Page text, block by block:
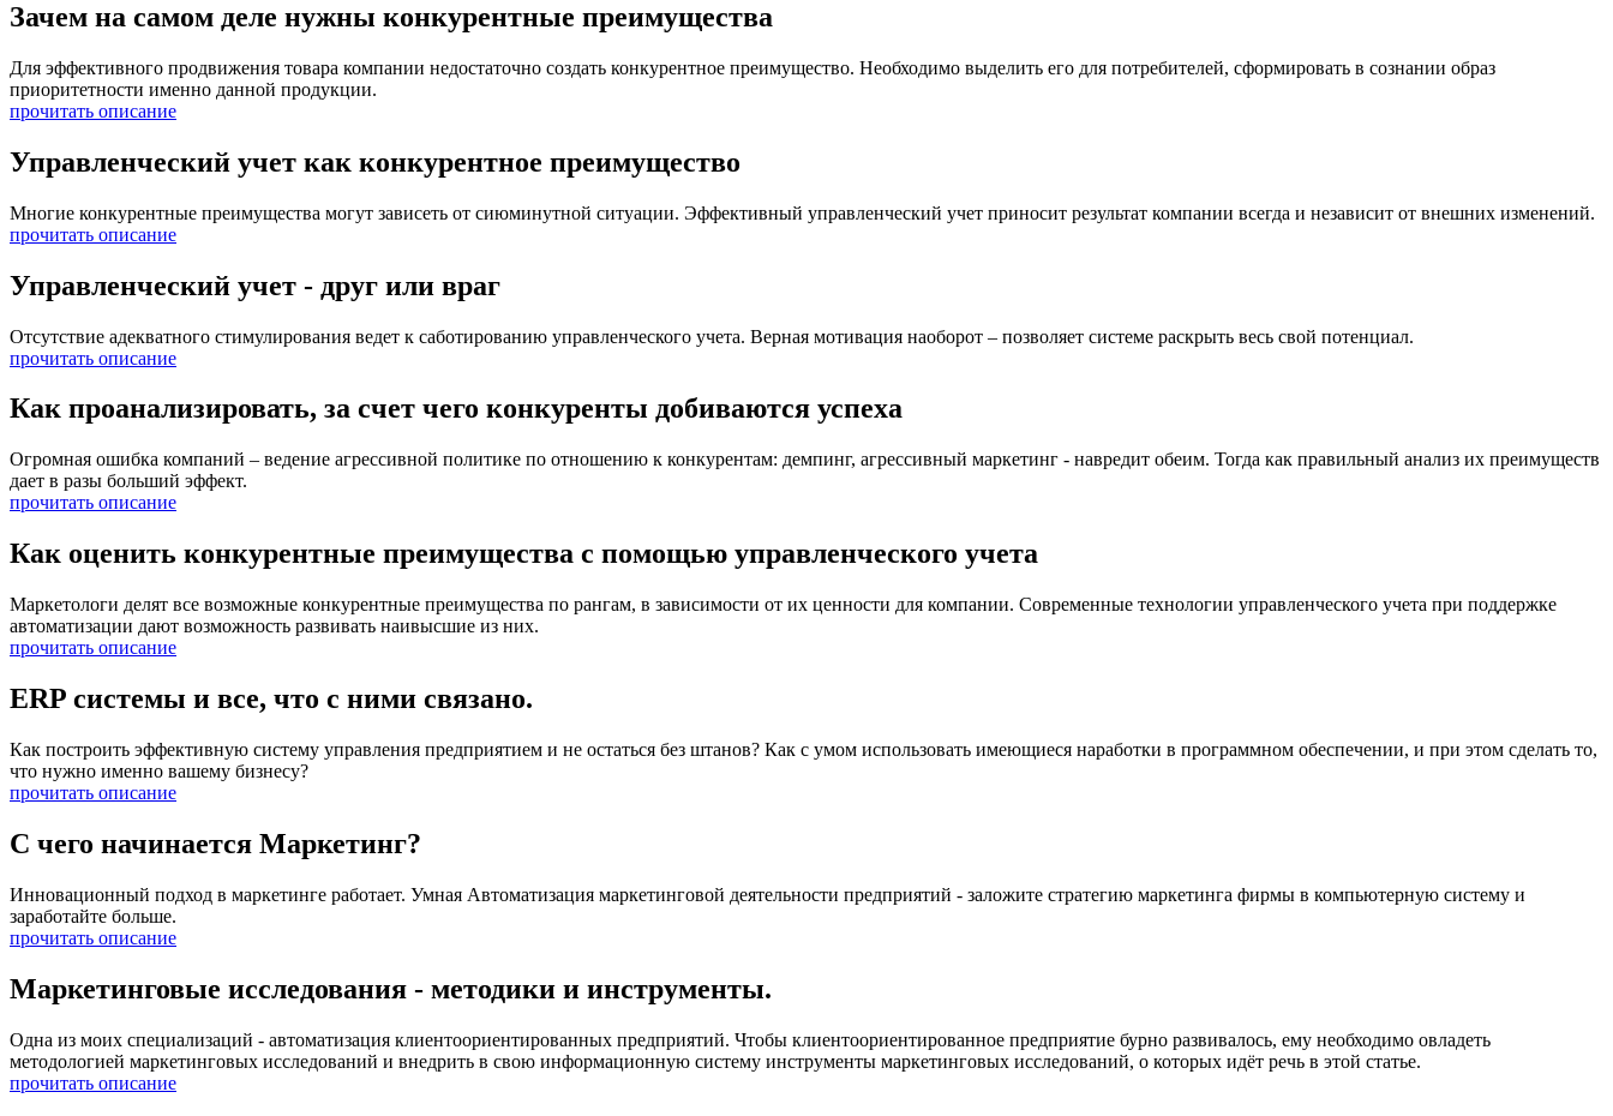
Зачем на самом деле нужны конкурентные преимущества
Для эффективного продвижения товара компании недостаточно создать конкурентное преимущество. Необходимо выделить его для потребителей, сформировать в сознании образ
приоритетности именно данной продукции.
прочитать описание
Управленческий учет как конкурентное преимущество
Многие конкурентные преимущества могут зависеть от сиюминутной ситуации. Эффективный управленческий учет приносит результат компании всегда и независит от внешних изменений.
прочитать описание
Управленческий учет - друг или враг
Отсутствие адекватного стимулирования ведет к саботированию управленческого учета. Верная мотивация наоборот – позволяет системе раскрыть весь свой потенциал.
прочитать описание
Как проанализировать, за счет чего конкуренты добиваются успеха
Огромная ошибка компаний – ведение агрессивной политике по отношению к конкурентам: демпинг, агрессивный маркетинг - навредит обеим. Тогда как правильный анализ их преимуществ
дает в разы больший эффект.
прочитать описание
Как оценить конкурентные преимущества с помощью управленческого учета
Маркетологи делят все возможные конкурентные преимущества по рангам, в зависимости от их ценности для компании. Современные технологии управленческого учета при поддержке
автоматизации дают возможность развивать наивысшие из них.
прочитать описание
ERP системы и все, что с ними связано.
Как построить эффективную систему управления предприятием и не остаться без штанов? Как с умом использовать имеющиеся наработки в программном обеспечении, и при этом сделать то,
что нужно именно вашему бизнесу?
прочитать описание
С чего начинается Маркетинг?
Инновационный подход в маркетинге работает. Умная Автоматизация маркетинговой деятельности предприятий - заложите стратегию маркетинга фирмы в компьютерную систему и
заработайте больше.
прочитать описание
Маркетинговые исследования - методики и инструменты.
Одна из моих специализаций - автоматизация клиентоориентированных предприятий. Чтобы клиентоориентированное предприятие бурно развивалось, ему необходимо овладеть
методологией маркетинговых исследований и внедрить в свою информационную систему инструменты маркетинговых исследований, о которых идёт речь в этой статье.
прочитать описание